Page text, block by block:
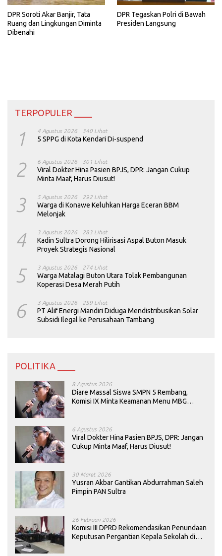
DPR Soroti Akar Banjir, Tata
Ruang dan Lingkungan Diminta
Dibenahi
DPR Tegaskan Polri di Bawah
Presiden Langsung
TERPOPULER ____
1 4 Agustus 2026 340 Lihat
5 SPPG di Kota Kendari Di-suspend
2 6 Agustus 2026 301 Lihat
Viral Dokter Hina Pasien BPJS, DPR: Jangan Cukup
Minta Maaf, Harus Diusut!
3 5 Agustus 2026 292 Lihat
Warga di Konawe Keluhkan Harga Eceran BBM
Melonjak
4 3 Agustus 2026 283 Lihat
Kadin Sultra Dorong Hilirisasi Aspal Buton Masuk
Proyek Strategis Nasional
5 3 Agustus 2026 274 Lihat
Warga Matalagi Buton Utara Tolak Pembangunan
Koperasi Desa Merah Putih
6 3 Agustus 2026 259 Lihat
PT Alif Energi Mandiri Diduga Mendistribusikan Solar
Subsidi Ilegal ke Perusahaan Tambang
POLITIKA ____
8 Agustus 2026
Diare Massal Siswa SMPN 5 Rembang,
Komisi IX Minta Keamanan Menu MBG
6 Agustus 2026
Viral Dokter Hina Pasien BPJS, DPR: Jangan
Cukup Minta Maaf, Harus Diusut!
30 Maret 2026
Yusran Akbar Gantikan Abdurrahman Saleh
Pimpin PAN Sultra
26 Februari 2026
Komisi III DPRD Rekomendasikan Penundaan
Keputusan Pergantian Kepala Sekolah di